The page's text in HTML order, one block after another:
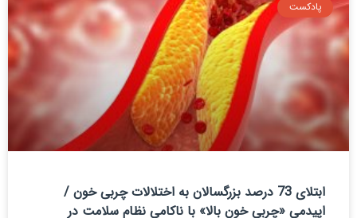
پادکست
ابتلای 73 درصد بزرگسالان به اختلالات چربی خون /
اپیدمی «چربی خون بالا» با ناکامی نظام سلامت در